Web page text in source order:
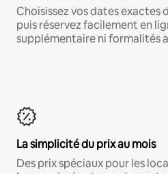
Choisissez vos dates exactes
puis réservez facilement en
supplémentaire ni formalités
La simplicité du prix au mois
Des prix spéciaux pour les